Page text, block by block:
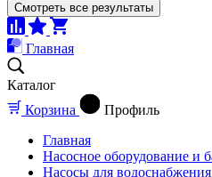
Смотреть все результаты
Главная
Каталог
Корзина
Профиль
Главная
Насосное оборудование и
Насосы для водоснабжения